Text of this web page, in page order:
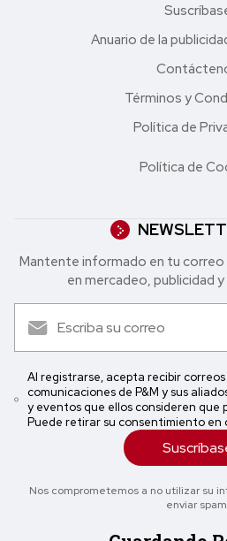
Anuario de la
Términos y
Política de
Política de
Mantente informado en tu correo
en mercadeo, publicidad
Al registrarse, acepta recibir
comunicaciones de P&M y sus
y eventos que ellos consideren que
Puede retirar su consentimiento en
Nos comprometemos a no utilizar su
enviar